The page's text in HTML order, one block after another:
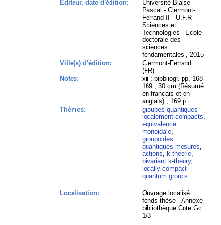
Editeur, date d'édition:
Université Blaise
Pascal - Clermont-
Ferrand II - U.F.R
Sciences et
Technologies - Ecole
doctorale des
sciences
fondamentales , 2015
Ville(s) d'édition:
Clermont-Ferrand
(FR)
Notes:
xii ; bibbliogr. pp. 168-
169 ; 30 cm (Résumé
en francais et en
anglais) ; 169 p.
Thèmes:
groupes quantiques
localement compacts,
equivalence
monoidale,
groupoides
quantiques mesures,
actions, k-theorie,
bivariant k-theory,
locally compact
quantum groups
Localisation:
Ouvrage localisé
fonds thèse - Annexe
bibliothèque Cote Gc
1/3